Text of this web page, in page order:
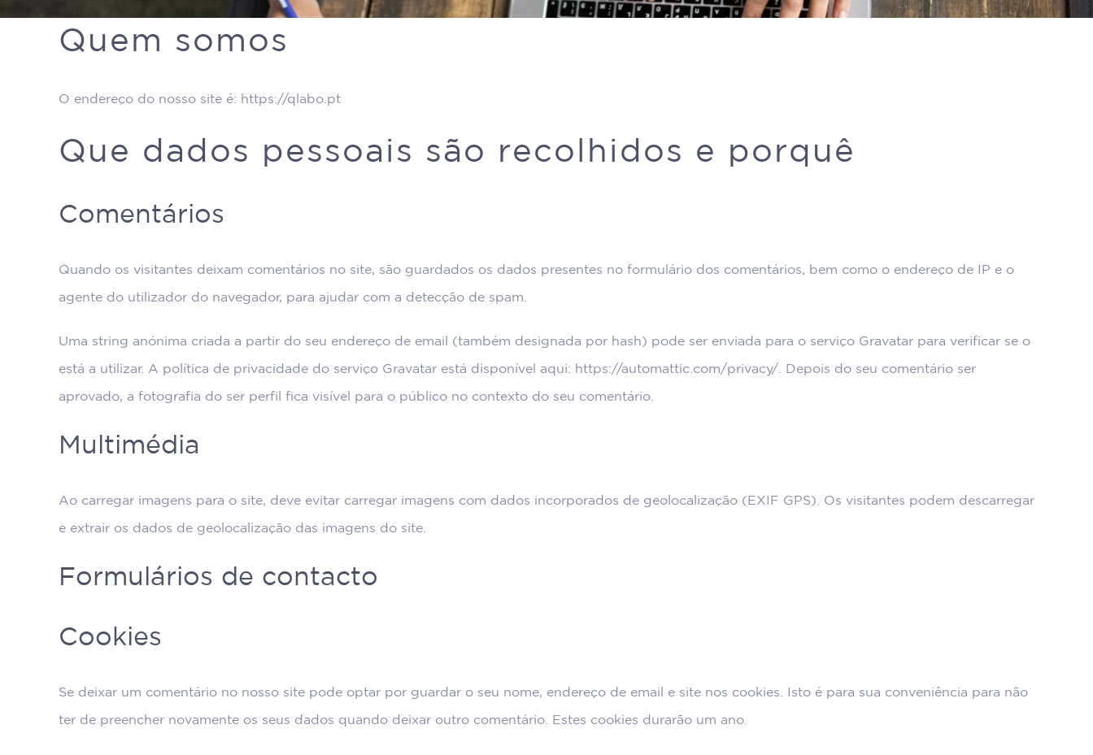
Quem somos
O endereço do nosso site é: https://qlabo.pt
Que dados pessoais são recolhidos e porquê
Comentários
Quando os visitantes deixam comentários no site, são guardados os dados presentes no formulário dos comentários, bem como o endereço de IP e o
agente do utilizador do navegador, para ajudar com a detecção de spam.
Uma string anónima criada a partir do seu endereço de email (também designada por hash) pode ser enviada para o serviço Gravatar para verificar se o
está a utilizar. A política de privacidade do serviço Gravatar está disponível aqui: https://automattic.com/privacy/. Depois do seu comentário ser
aprovado, a fotografia do ser perfil fica visível para o público no contexto do seu comentário.
Multimédia
Ao carregar imagens para o site, deve evitar carregar imagens com dados incorporados de geolocalização (EXIF GPS). Os visitantes podem descarregar
e extrair os dados de geolocalização das imagens do site.
Formulários de contacto
Cookies
Se deixar um comentário no nosso site pode optar por guardar o seu nome, endereço de email e site nos cookies. Isto é para sua conveniência para não
ter de preencher novamente os seus dados quando deixar outro comentário. Estes cookies durarão um ano.